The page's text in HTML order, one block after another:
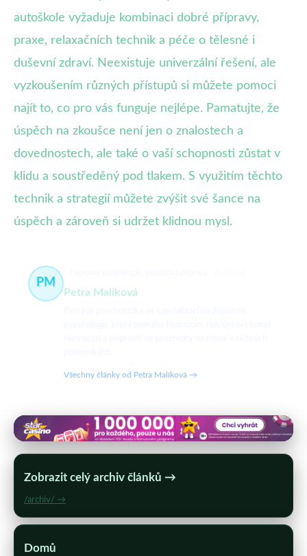
autoškole vyžaduje kombinaci dobré přípravy,
praxe, relaxačních technik a péče o tělesné i
duševní zdraví. Neexistuje univerzální řešení, ale
vyzkoušením různých přístupů si můžete pomoci
najít to, co pro vás funguje nejlépe. Pamatujte, že
úspěch na zkoušce není jen o znalostech a
dovednostech, ale také o vaší schopnosti zůstat v
klidu a soustředěný pod tlakem. S využitím těchto
technik a strategií můžete zvýšit své šance na
úspěch a zároveň si udržet klidnou mysl.
PM
Petra Malíková
Všechny články od Petra Malíková →
Zobrazit celý archiv článků →
/archiv/ →
Domů